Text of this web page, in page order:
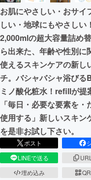
まちづくり・
CAMPFIRE for
CAMPFIREふる
お肌にやさしい・おサイ
しい・地球にもやさしい！
2,000mlの超大容量詰め
ら出来た、年齢や性別に
使えるスキンケアの新し
チ。バシャバシャ浴びる
ミノ酸化粧水！refillが提
「毎日・必要な要素を・
使用する」新しいスキン
を是非お試し下さい。
ポスト
LINEで送る
埋め込み